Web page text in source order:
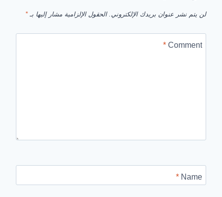
لن يتم نشر عنوان بريدك الإلكتروني. الحقول الإلزامية مشار إليها بـ*
Comment
*
Name
*